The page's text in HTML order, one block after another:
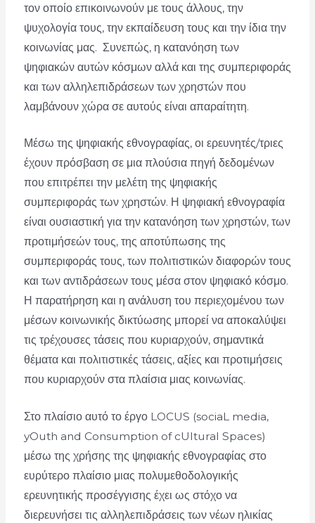
τον οποίο επικοινωνούν με τους άλλους, την
ψυχολογία τους, την εκπαίδευση τους και την ίδια την
κοινωνίας μας. Συνεπώς, η κατανόηση των
ψηφιακών αυτών κόσμων αλλά και της συμπεριφοράς
και των αλληλεπιδράσεων των χρηστών που
λαμβάνουν χώρα σε αυτούς είναι απαραίτητη.
Μέσω της ψηφιακής εθνογραφίας, οι ερευνητές/τριες
έχουν πρόσβαση σε μια πλούσια πηγή δεδομένων
που επιτρέπει την μελέτη της ψηφιακής
συμπεριφοράς των χρηστών. Η ψηφιακή εθνογραφία
είναι ουσιαστική για την κατανόηση των χρηστών, των
προτιμήσεών τους, της αποτύπωσης της
συμπεριφοράς τους, των πολιτιστικών διαφορών τους
και των αντιδράσεων τους μέσα στον ψηφιακό κόσμο.
Η παρατήρηση και η ανάλυση του περιεχομένου των
μέσων κοινωνικής δικτύωσης μπορεί να αποκαλύψει
τις τρέχουσες τάσεις που κυριαρχούν, σημαντικά
θέματα και πολιτιστικές τάσεις, αξίες και προτιμήσεις
που κυριαρχούν στα πλαίσια μιας κοινωνίας.
Στο πλαίσιο αυτό το έργο LOCUS (sociaL media,
yOuth and Consumption of cUltural Spaces)
μέσω της χρήσης της ψηφιακής εθνογραφίας στο
ευρύτερο πλαίσιο μιας πολυμεθοδολογικής
ερευνητικής προσέγγισης έχει ως στόχο να
διερευνήσει τις αλληλεπιδράσεις των νέων ηλικίας